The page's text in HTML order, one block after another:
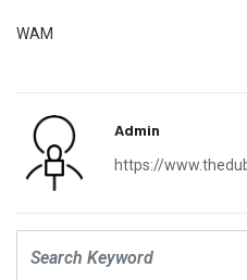
WAM
Admin
https://